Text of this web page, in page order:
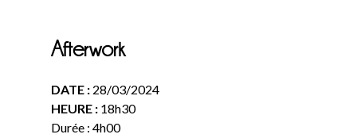
Afterwork
DATE : 28/03/2024
HEURE : 18h30
Durée : 4h00